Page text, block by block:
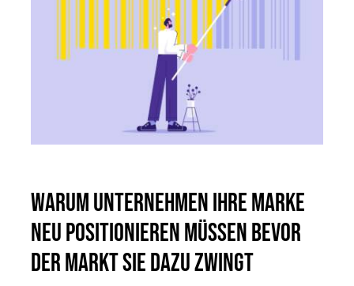
Warum Unternehmen ihre Marke
neu positionieren müssen bevor
der Markt sie dazu zwingt